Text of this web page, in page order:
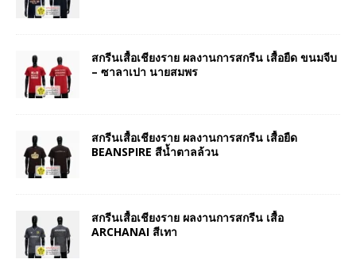
สกรีนเสื้อเชียงราย ผลงานการสกรีน เสื้อยืด ขนมจีบ
– ซาลาเปา นายสมพร
สกรีนเสื้อเชียงราย ผลงานการสกรีน เสื้อยืด
BEANSPIRE สีน้ำตาลล้วน
สกรีนเสื้อเชียงราย ผลงานการสกรีน เสื้อ
ARCHANAI สีเทา